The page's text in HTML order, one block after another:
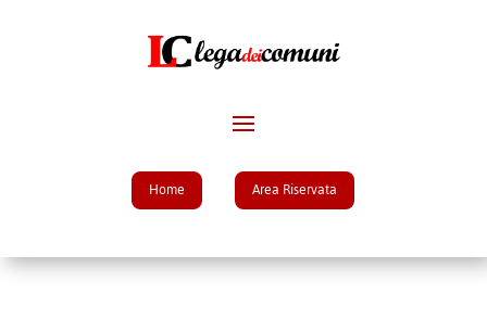
Home Area Riservata